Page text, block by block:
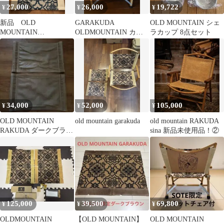
¥ 27,000
新品 OLD
MOUNTAIN
GARAKUDA キャメ
ル オールドマウンテ
ン
¥ 26,000
GARAKUDA
OLDMOUNTAIN カー
ミットチェア
¥ 19,722
OLD MOUNTAIN シェ
ラカップ 8点セット
¥34,000
OLD MOUNTAIN
RAKUDA ダークブラウ
¥52,000
old mountain garakuda
¥ 105,000
old mountain RAKUDA
sina 新品未使用品！②
¥125,000
OLDMOUNTAIN
¥39,500
【OLD MOUNTAIN】
¥69,800
OLD MOUNTAIN